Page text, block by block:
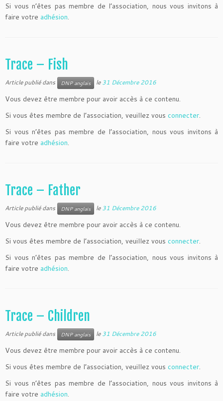
Si vous n’êtes pas membre de l’association, nous vous invitons à
faire votre adhésion.
Trace – Fish
Article publié dans DNP anglais le31 Décembre 2016
Vous devez être membre pour avoir accès à ce contenu.
Si vous êtes membre de l’association, veuillez vous connecter.
Si vous n’êtes pas membre de l’association, nous vous invitons à
faire votre adhésion.
Trace – Father
Article publié dans DNP anglais le31 Décembre 2016
Vous devez être membre pour avoir accès à ce contenu.
Si vous êtes membre de l’association, veuillez vous connecter.
Si vous n’êtes pas membre de l’association, nous vous invitons à
faire votre adhésion.
Trace – Children
Article publié dans DNP anglais le31 Décembre 2016
Vous devez être membre pour avoir accès à ce contenu.
Si vous êtes membre de l’association, veuillez vous connecter.
Si vous n’êtes pas membre de l’association, nous vous invitons à
faire votre adhésion.